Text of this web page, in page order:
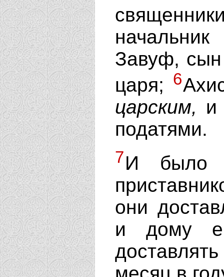
Завуф,
царя;
6
царским, и
податями.
7И было
они
и дому